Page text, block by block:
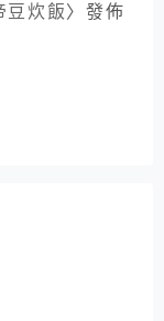
豆炊飯〉發佈